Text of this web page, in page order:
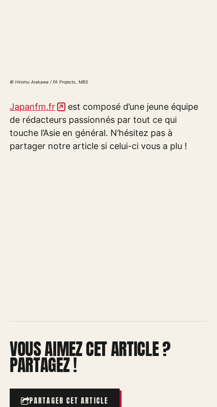
© Hiromu Arakawa / FA Projects, MBS
Japanfm.fr
est composé d’une jeune équipe
de rédacteurs passionnés par tout ce qui
touche l’Asie en général. N’hésitez pas à
partager notre article si celui-ci vous a plu !
VOUS AIMEZ CET ARTICLE ?
PARTAGEZ !
PARTAGER CET ARTICLE